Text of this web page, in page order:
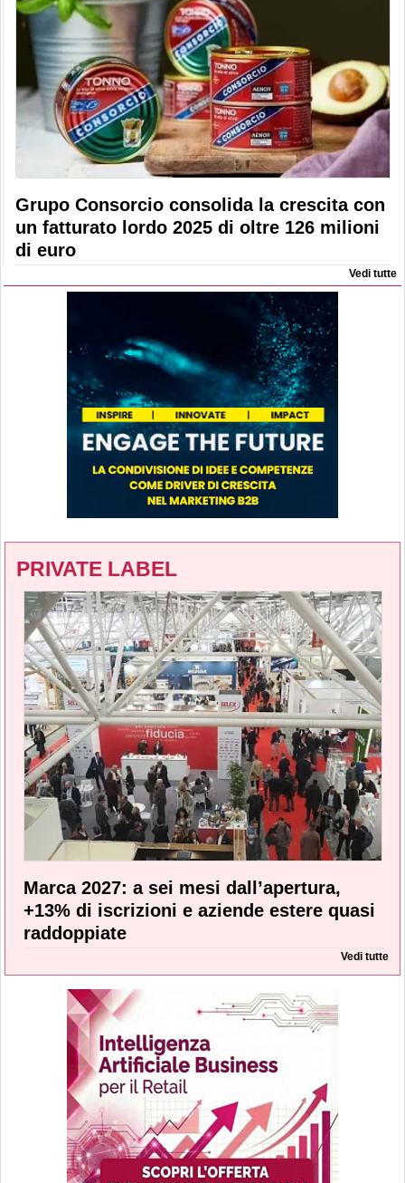
Grupo Consorcio consolida la crescita con
un fatturato lordo 2025 di oltre 126 milioni
di euro
Vedi tutte
PRIVATE LABEL
Marca 2027: a sei mesi dall’apertura,
+13% di iscrizioni e aziende estere quasi
raddoppiate
Vedi tutte